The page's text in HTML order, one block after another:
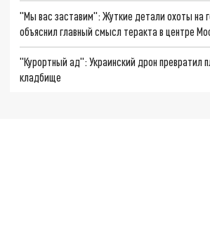
"Мы вас заставим": Жуткие детали охоты на
объяснил главный смысл теракта в центре
"Курортный ад": Украинский дрон превратил
кладбище